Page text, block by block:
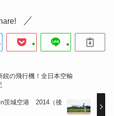
鋭の飛行機！全日本空輸
茨城空港 2014（後